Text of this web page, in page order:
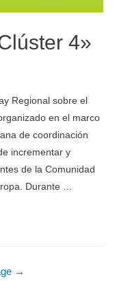
4»
Regional sobre el
en el marco
de coordinación
incrementar y
de la Comunidad
Durante …
→